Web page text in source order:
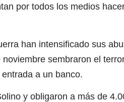
por todos los medios
han intensificado sus
sembraron el
a un banco.
y obligaron a más de